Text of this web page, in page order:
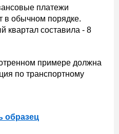
платежи
в обычном порядке.
квартал составила - 8
примере должна
по транспортному
образец